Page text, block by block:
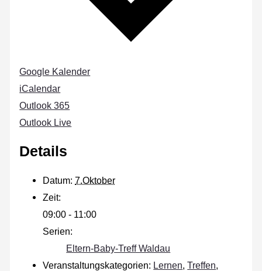
Google Kalender
iCalendar
Outlook 365
Outlook Live
Details
Datum: 7.Oktober
Zeit:
09:00 - 11:00
Serien:
Eltern-Baby-Treff Waldau
Veranstaltungskategorien: Lernen,Treffen,